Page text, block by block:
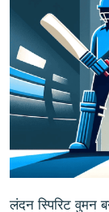
लंदन स्पिरिट वुमन